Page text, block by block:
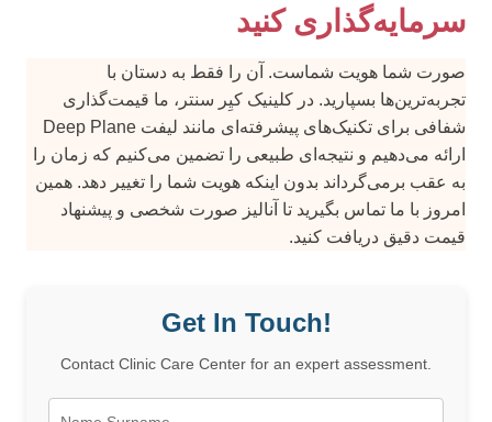
سرمایه‌گذاری کنید
صورت شما هویت شماست. آن را فقط به دستان با
تجربه‌ترین‌ها بسپارید. در کلینیک کیِر سنتر، ما قیمت‌گذاری
شفافی برای تکنیک‌های پیشرفته‌ای مانند لیفت Deep Plane
ارائه می‌دهیم و نتیجه‌ای طبیعی را تضمین می‌کنیم که زمان را
به عقب برمی‌گرداند بدون اینکه هویت شما را تغییر دهد. همین
امروز با ما تماس بگیرید تا آنالیز صورت شخصی و پیشنهاد
قیمت دقیق دریافت کنید.
Get In Touch!
Contact Clinic Care Center for an expert assessment.